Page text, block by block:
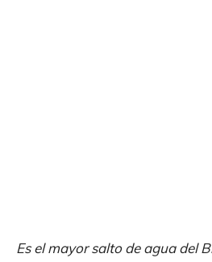
Es el mayor salto de agua del